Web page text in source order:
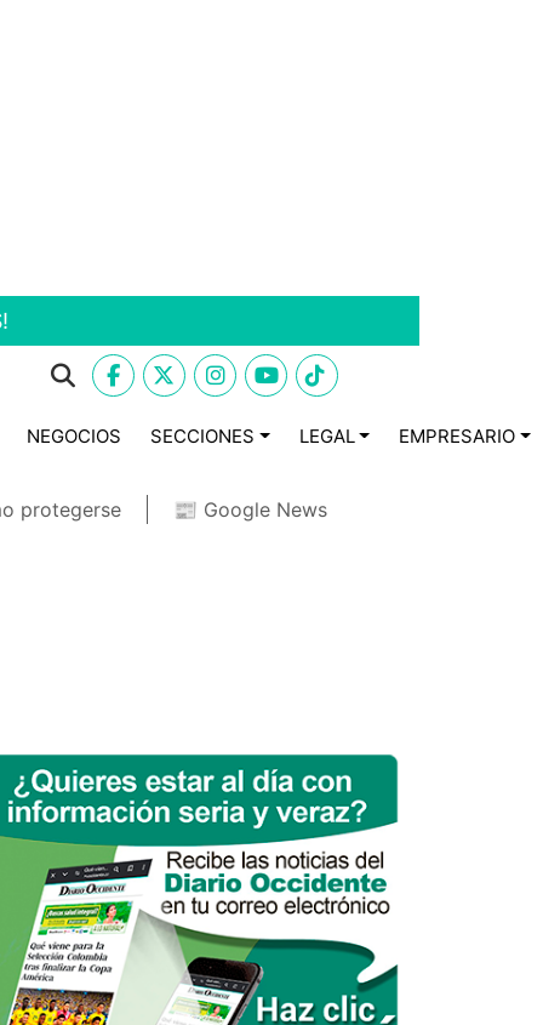
NEGOCIOS SECCIONES LEGAL EMPRESARIO
protegerse 📰 Google News